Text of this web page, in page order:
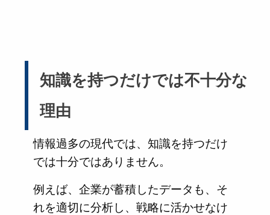
知識を持つだけでは不十分な
理由
情報過多の現代では、知識を持つだけ
では十分ではありません。
例えば、企業が蓄積したデータも、そ
れを適切に分析し、戦略に活かせなけ